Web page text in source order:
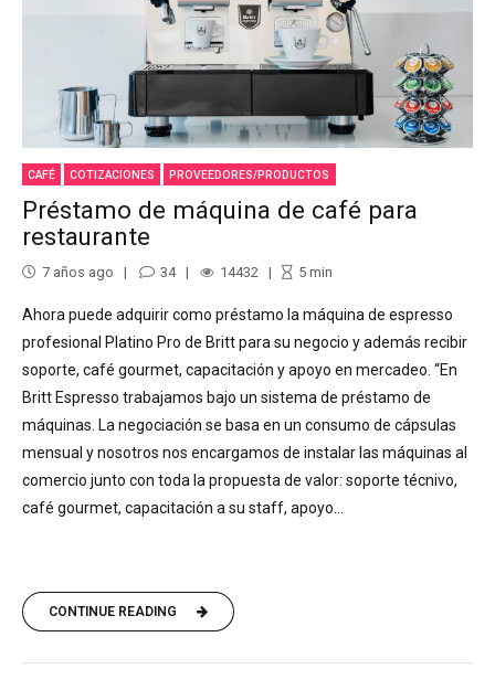
CAFÉ COTIZACIONES PROVEEDORES/PRODUCTOS
Préstamo de máquina de café para
restaurante
7 años ago 34 14432 5 min
Ahora puede adquirir como préstamo la máquina de espresso
profesional Platino Pro de Britt para su negocio y además recibir
soporte, café gourmet, capacitación y apoyo en mercadeo. “En
Britt Espresso trabajamos bajo un sistema de préstamo de
máquinas. La negociación se basa en un consumo de cápsulas
mensual y nosotros nos encargamos de instalar las máquinas al
comercio junto con toda la propuesta de valor: soporte técnivo,
café gourmet, capacitación a su staff, apoyo...
CONTINUE READING